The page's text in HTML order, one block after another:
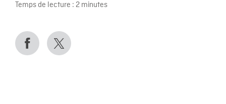
Temps de lecture : 2 minutes